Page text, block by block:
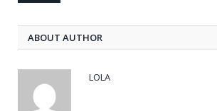
ABOUT AUTHOR
LOLA